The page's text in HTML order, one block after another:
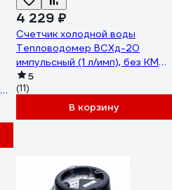
4 229 ₽
Счетчик холодной воды
Тепловодомер ВСХд-20
импульсный (1 л/имп), без КМЧ
R111-020-324-B54
5
(11)
В корзину